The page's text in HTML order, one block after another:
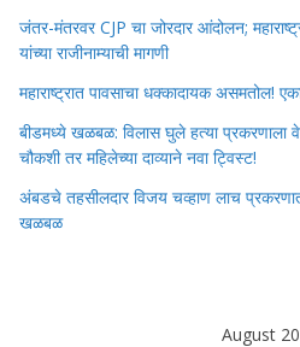
जंतर-मंतरवर CJP चा जोरदार आंदोलन;
यांच्या राजीनाम्याची मागणी
महाराष्ट्रात पावसाचा धक्कादायक असमतोल!
बीडमध्ये खळबळ: विलास घुले हत्या प्रकरणाला
चौकशी तर महिलेच्या दाव्याने नवा ट्विस्ट!
अंबडचे तहसीलदार विजय चव्हाण लाच
खळबळ
August